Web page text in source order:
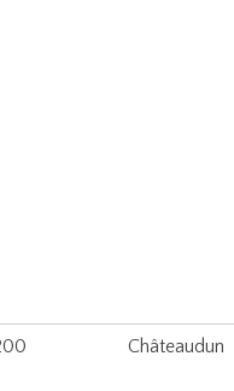
Châteaudun